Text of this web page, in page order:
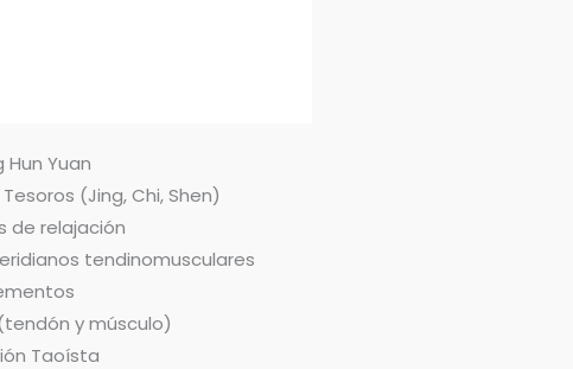
Hun Yuan
Tesoros (Jing, Chi, Shen)
de relajación
tendinomusculares
y músculo)
Taoísta